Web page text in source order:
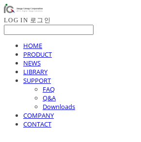
LOG IN 로그인
HOME
PRODUCT
NEWS
LIBRARY
SUPPORT
FAQ
Q&A
Downloads
COMPANY
CONTACT